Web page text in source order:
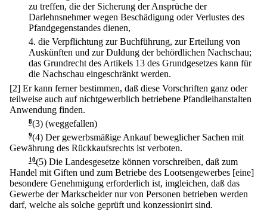
zu treffen, die der Sicherung der Ansprüche der
Darlehnsnehmer wegen Beschädigung oder Verlustes des
Pfandgegenstandes dienen,
4. die Verpflichtung zur Buchführung, zur Erteilung von
Auskünften und zur Duldung der behördlichen Nachschau;
das Grundrecht des Artikels 13 des Grundgesetzes kann für
die Nachschau eingeschränkt werden.
[2] Er kann ferner bestimmen, daß diese Vorschriften ganz oder
teilweise auch auf nichtgewerblich betriebene Pfandleihanstalten
Anwendung finden.
8(3) (weggefallen)
9(4) Der gewerbsmäßige Ankauf beweglicher Sachen mit
Gewährung des Rückkaufsrechts ist verboten.
10(5) Die Landesgesetze können vorschreiben, daß zum
Handel mit Giften und zum Betriebe des Lootsengewerbes [eine]
besondere Genehmigung erforderlich ist, imgleichen, daß das
Gewerbe der Markscheider nur von Personen betrieben werden
darf, welche als solche geprüft und konzessionirt sind.